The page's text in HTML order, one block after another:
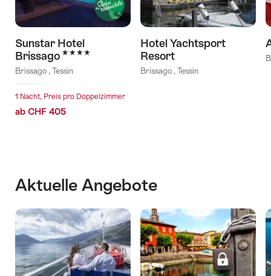
Sunstar Hotel
Brissago 4 Sterne
Brissago , Tessin
1 Nacht, Preis pro Doppelzimmer
ab CHF 405
Hotel Yachtsport
Resort
Brissago , Tessin
Aktuelle Angebote